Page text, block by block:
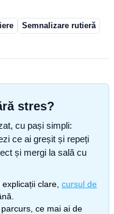
Semnalizare rutieră
stres?
cu pași simpli:
ce ai greșit și repeți
și mergi la sală cu
explicații clare, cursul de
ce mai ai de